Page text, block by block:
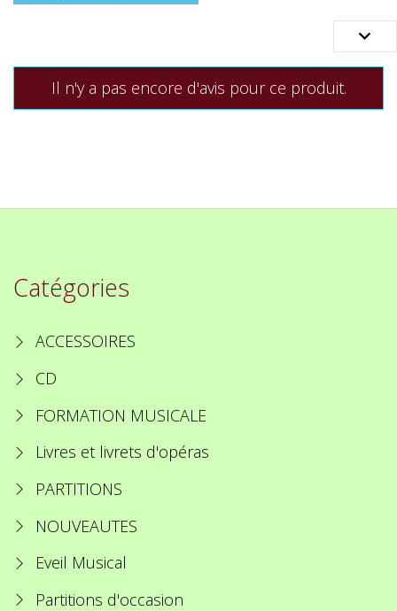

Il n'y a pas encore d'avis pour ce produit.
Catégories
ACCESSOIRES
CD
FORMATION MUSICALE
Livres et livrets d'opéras
PARTITIONS
NOUVEAUTES
Eveil Musical
Partitions d'occasion